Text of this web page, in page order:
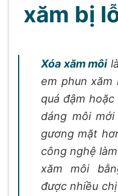
xăm bị
Xóa xăm môi
em phun xăm
quá đậm
dáng môi
gương mặt
công nghệ
xăm môi
được nhiều